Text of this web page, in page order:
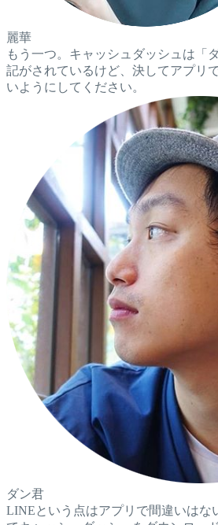
麗華
もう一つ。キャッシュダッシュは「
記がされているけど、決してアプリ
いようにしてください。
ダン君
LINEという点はアプリで間違いはな